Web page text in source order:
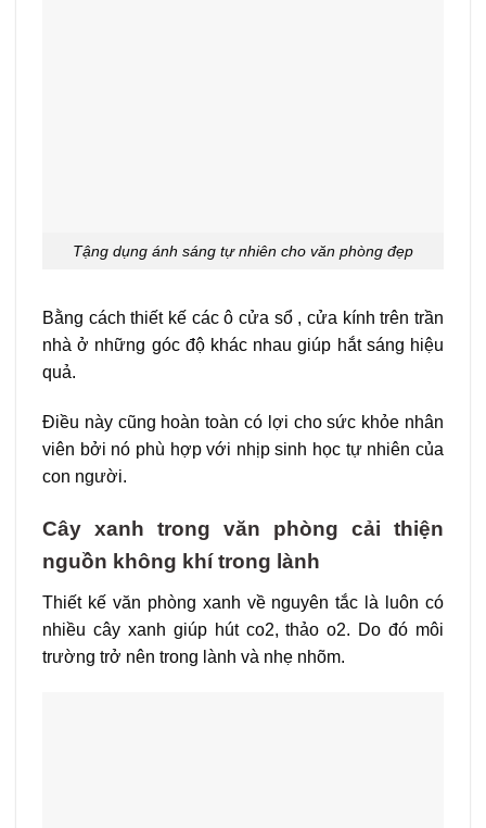
Tậng dụng ánh sáng tự nhiên cho văn phòng đẹp
Bằng cách thiết kế các ô cửa sổ , cửa kính trên trần
nhà ở những góc độ khác nhau giúp hắt sáng hiệu
quả.
Điều này cũng hoàn toàn có lợi cho sức khỏe nhân
viên bởi nó phù hợp với nhịp sinh học tự nhiên của
con người.
Cây xanh trong văn phòng cải thiện
nguồn không khí trong lành
Thiết kế văn phòng xanh về nguyên tắc là luôn có
nhiều cây xanh giúp hút co2, thảo o2. Do đó môi
trường trở nên trong lành và nhẹ nhõm.